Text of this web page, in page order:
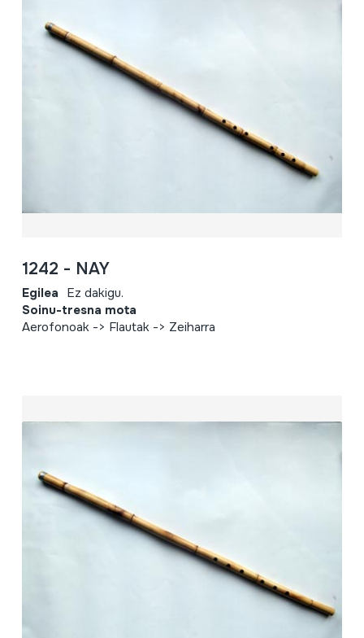
1242 - NAY
Egilea Ez dakigu.
Soinu-tresna mota
Aerofonoak -> Flautak -> Zeiharra